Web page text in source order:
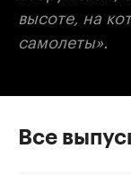
высоте, на
самолеты».
Все